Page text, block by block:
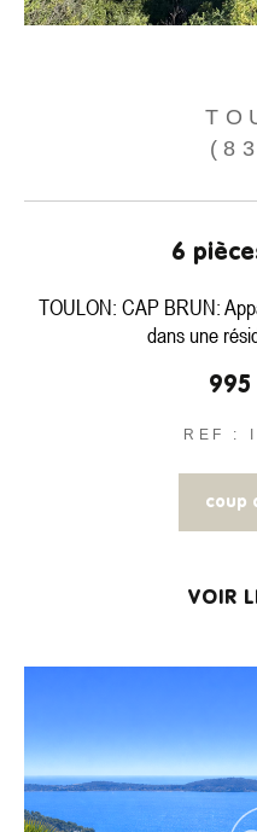
6
TOULON: CAP BRUN:
dans une
REF :
coup
VOIR